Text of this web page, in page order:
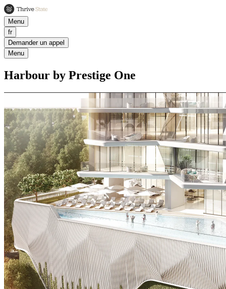
Menu
fr
Demander un appel
Menu
Harbour by Prestige One